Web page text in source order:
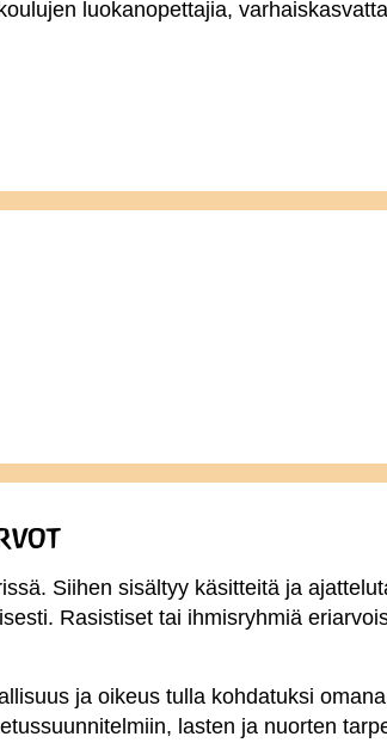
luokanopettajia,
Siihen sisältyy käsitteitä ja
Rasistiset tai ihmisryhmiä
ja oikeus tulla kohdatuksi omana
lasten ja nuorten